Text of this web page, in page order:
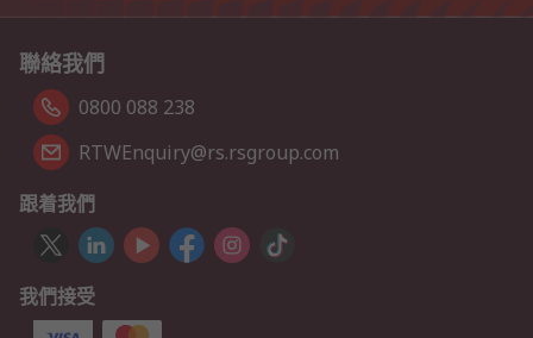
聯絡我們
0800 088 238
RTWEnquiry@rs.rsgroup.com
跟着我們
我們接受